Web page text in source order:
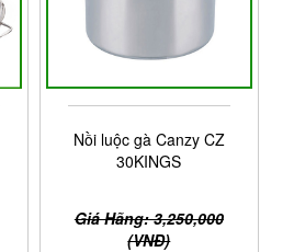
Nồi luộc gà Canzy CZ
30KINGS
Giá Hãng: 3,250,000
(VNĐ)